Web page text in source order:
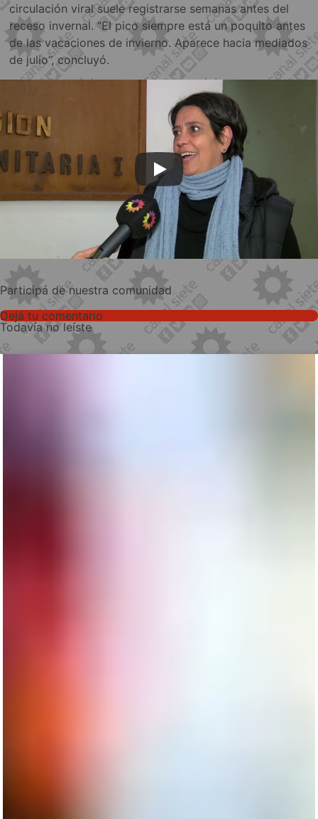
circulación viral suele registrarse semanas antes del
receso invernal. “El pico siempre está un poquito antes
de las vacaciones de invierno. Aparece hacia mediados
de julio”, concluyó.
Participá de nuestra comunidad
Dejá tu comentario
Todavía no leíste